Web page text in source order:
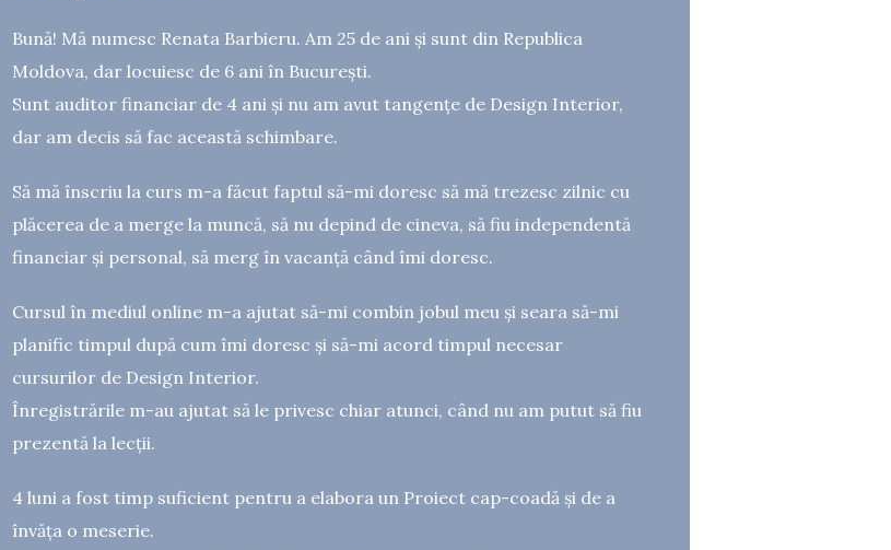
Bună! Mă numesc Renata Barbieru. Am 25 de ani și sunt din Republica
Moldova, dar locuiesc de 6 ani în București.
Sunt auditor financiar de 4 ani și nu am avut tangențe de Design Interior,
dar am decis să fac această schimbare.
Să mă înscriu la curs m-a făcut faptul să-mi doresc să mă trezesc zilnic cu
plăcerea de a merge la muncă, să nu depind de cineva, să fiu independentă
financiar și personal, să merg în vacanță când îmi doresc.
Cursul în mediul online m-a ajutat să-mi combin jobul meu și seara să-mi
planific timpul după cum îmi doresc și să-mi acord timpul necesar
cursurilor de Design Interior.
Înregistrările m-au ajutat să le privesc chiar atunci, când nu am putut să fiu
prezentă la lecții.
4 luni a fost timp suficient pentru a elabora un Proiect cap-coadă și de a
învăța o meserie.